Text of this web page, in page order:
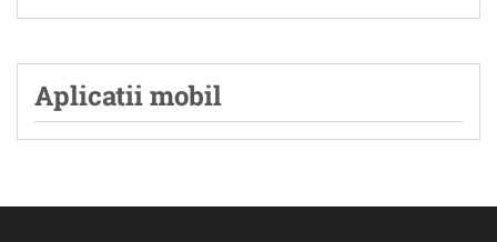
Aplicatii mobil